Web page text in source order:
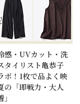
感・UVカット・洗
タイリスト亀恭子
ボ！1枚で品よく映
の「即戦力・大人